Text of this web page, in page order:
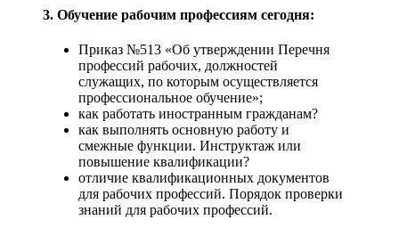
3. Обучение рабочим профессиям сегодня:
Приказ №513 «Об утверждении Перечня
профессий рабочих, должностей
служащих, по которым осуществляется
профессиональное обучение»;
как работать иностранным гражданам?
как выполнять основную работу и
смежные функции. Инструктаж или
повышение квалификации?
отличие квалификационных документов
для рабочих профессий. Порядок проверки
знаний для рабочих профессий.